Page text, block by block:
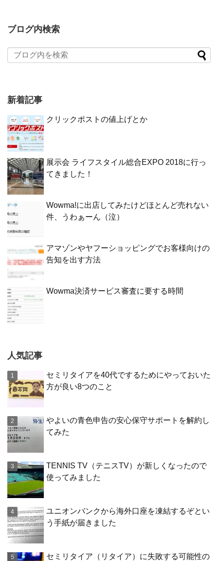
ブログ内検索
新着記事
クリックポストの値上げとか
展示会 ライフスタイル総合EXPO 2018に行っ
てきました！
Wowma!に出店してみたけどほとんど売れない
件、うわぁーん（泣）
アマゾンやヤフーショッピングでお客様向けの
告知を出す方法
Wowma決済サービス審査に要する時間
人気記事
セミリタイアを40代でするためにやっておいた
方が良い8つのこと
やよいの青色申告の安心保守サポートを解約し
てみた
TENNIS TV（テニスTV）が新しくなったので
使ってみました
ユニオンバンクから海外口座を凍結するぞとい
う手紙が届きました
セミリタイア（リタイア）に失敗する可能性の